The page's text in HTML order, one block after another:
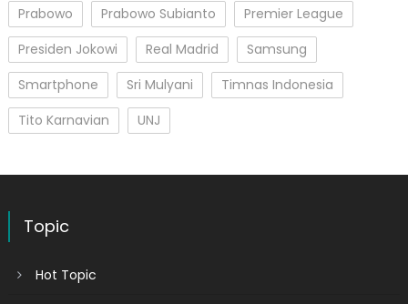
Prabowo
Prabowo Subianto
Premier League
Presiden Jokowi
Real Madrid
Samsung
Smartphone
Sri Mulyani
Timnas Indonesia
Tito Karnavian
UNJ
Topic
Hot Topic